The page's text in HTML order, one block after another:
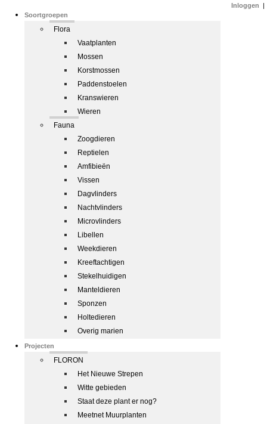
Soortgroepen
Flora
Vaatplanten
Mossen
Korstmossen
Paddenstoelen
Kranswieren
Wieren
Fauna
Zoogdieren
Reptielen
Amfibieën
Vissen
Dagvlinders
Nachtvlinders
Microvlinders
Libellen
Weekdieren
Kreeftachtigen
Stekelhuidigen
Manteldieren
Sponzen
Holtedieren
Overig marien
Projecten
FLORON
Het Nieuwe Strepen
Witte gebieden
Staat deze plant er nog?
Meetnet Muurplanten
Inloggen |